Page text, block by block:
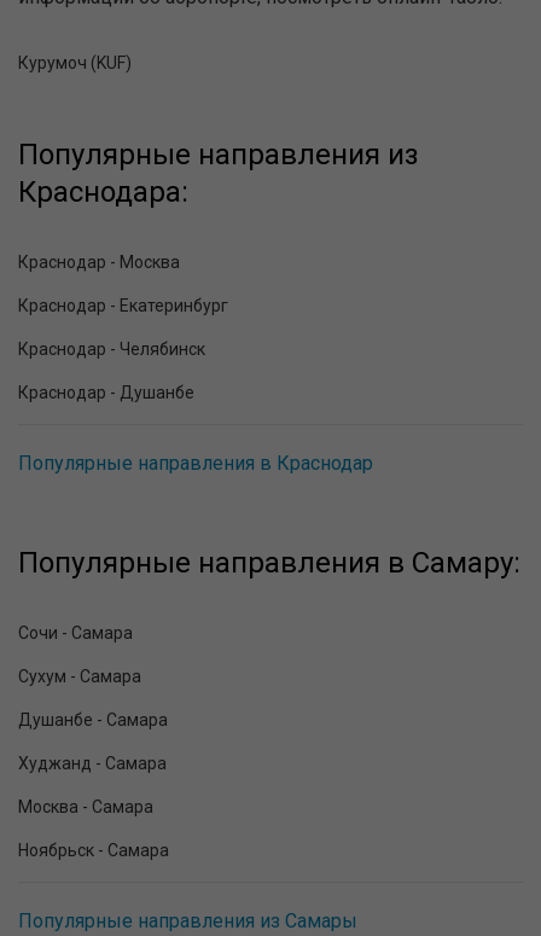
Курумоч (KUF)
Популярные направления из
Краснодара:
Краснодар - Москва
Краснодар - Екатеринбург
Краснодар - Челябинск
Краснодар - Душанбе
Популярные направления в Краснодар
Популярные направления в Самару:
Сочи - Самара
Сухум - Самара
Душанбе - Самара
Худжанд - Самара
Москва - Самара
Ноябрьск - Самара
Популярные направления из Самары